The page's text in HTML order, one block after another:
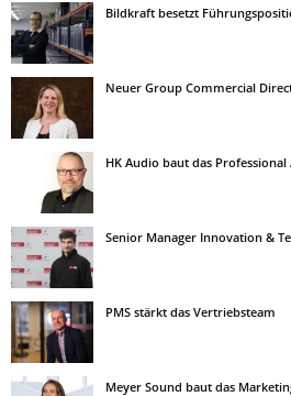
Bildkraft besetzt
Neuer Group Commercial
HK Audio baut das Professional
Senior Manager Innovation &
PMS stärkt das Vertriebsteam
Meyer Sound baut das